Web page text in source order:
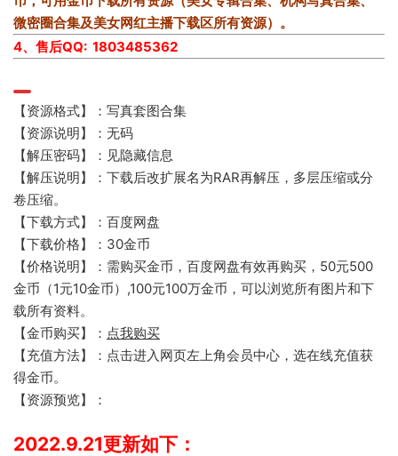
微密圈合集及美女网红主播下载区所有资源）。
4、售后QQ: 1803485362
【资源格式】：写真套图合集
【资源说明】：无码
【解压密码】：见隐藏信息
【解压说明】：下载后改扩展名为RAR再解压，多层压缩或分
卷压缩。
【下载方式】：百度网盘
【下载价格】：30金币
【价格说明】：需购买金币，百度网盘有效再购买，50元500
金币（1元10金币）,100元100万金币，可以浏览所有图片和下
载所有资料。
【金币购买】： 点我购买
【充值方法】：点击进入网页左上角会员中心，选在线充值获
得金币。
【资源预览】：
2022.9.21更新如下：